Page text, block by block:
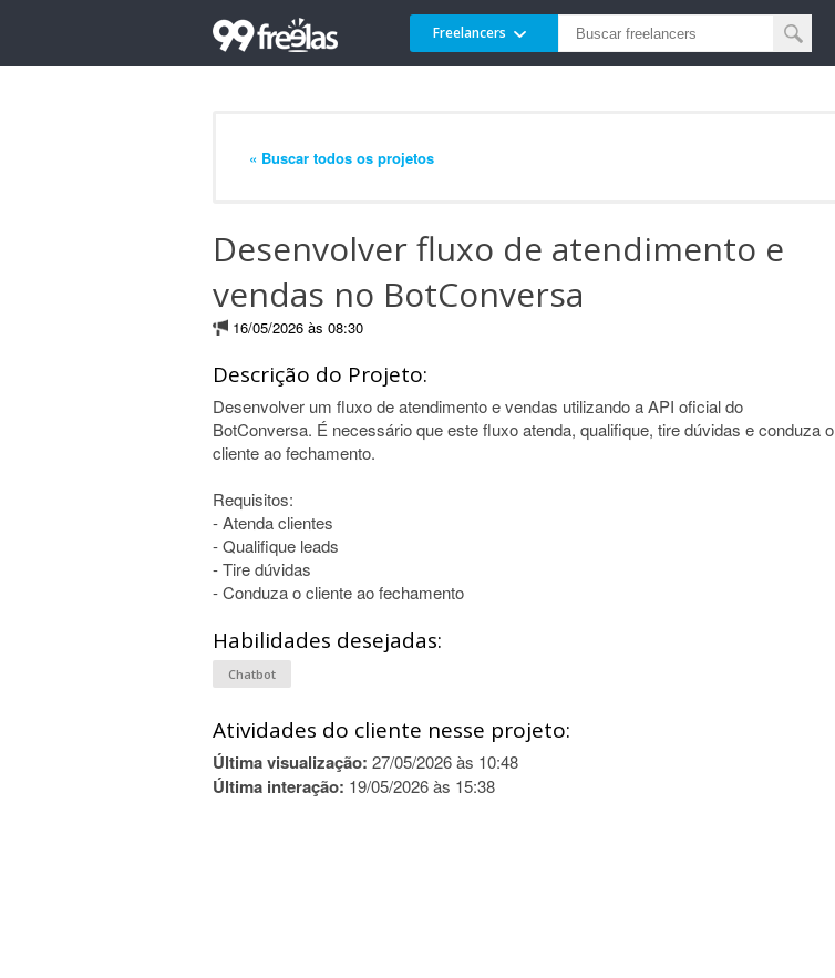
Freelancers
« Buscar todos os projetos
Desenvolver fluxo de atendimento e
vendas no BotConversa
16/05/2026 às 08:30
Descrição do Projeto:
Desenvolver um fluxo de atendimento e vendas utilizando a API oficial do
BotConversa. É necessário que este fluxo atenda, qualifique, tire dúvidas e conduza o
cliente ao fechamento.
Requisitos:
- Atenda clientes
- Qualifique leads
- Tire dúvidas
- Conduza o cliente ao fechamento
Habilidades desejadas:
Chatbot
Atividades do cliente nesse projeto:
Última visualização: 27/05/2026 às 10:48
Última interação: 19/05/2026 às 15:38